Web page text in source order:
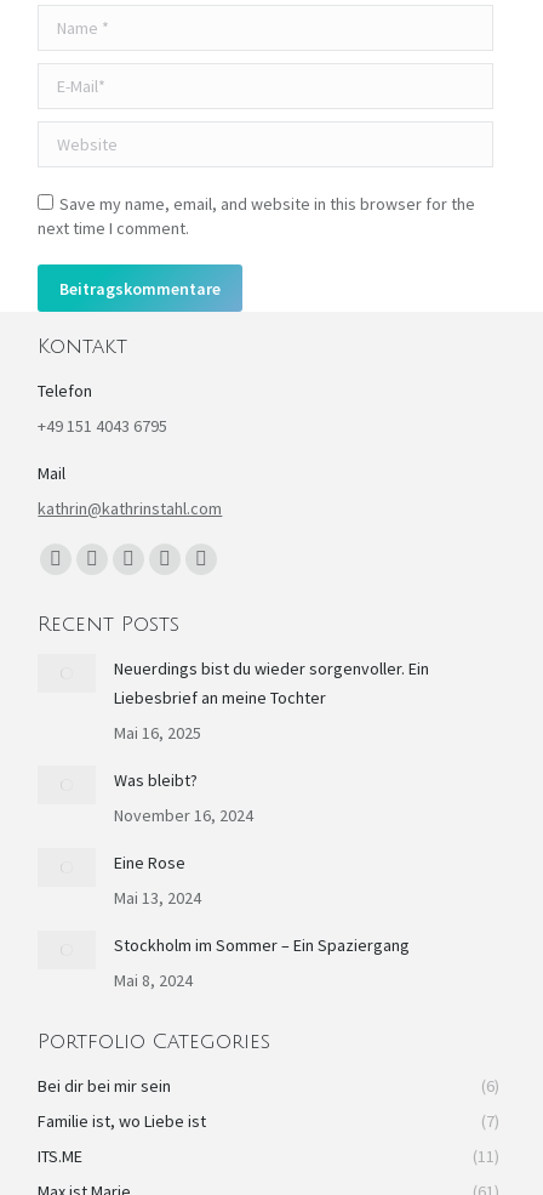
Website
Save my name, email, and website in this browser for the
next time I comment.
Beitragskommentare
Kontakt
Telefon
+49 151 4043 6795
Mail
kathrin@kathrinstahl.com
Finden Sie uns auf:
opens
in
opens
new
window
opens
in
new
window
opens
in
new
window
opens
in
new
Recent Posts
Neuerdings bist du wieder sorgenvoller. Ein
Liebesbrief an meine Tochter
Mai 16, 2025
Was bleibt?
November 16, 2024
Eine Rose
Mai 13, 2024
Stockholm im Sommer – Ein Spaziergang
Mai 8, 2024
Portfolio Categories
Bei dir bei mir sein
(6)
Familie ist, wo Liebe ist
(7)
ITS.ME
(11)